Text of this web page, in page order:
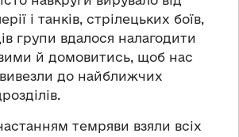
і танків, стрілецьких боїв,
групи вдалося налагодити
й домовитись, щоб нас
до найближчих
темряви взяли всіх